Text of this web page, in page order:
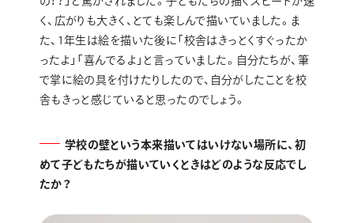
く、広がりも大きく、とても楽しんで描いていました。ま
た、1年生は絵を描いた後に「校舎はきっとくすぐったか
ったよ」「喜んでるよ」と言っていました。自分たちが、筆
で掌に絵の具を付けたりしたので、自分がしたことを校
舎もきっと感じていると思ったのでしょう。
学校の壁という本来描いてはいけない場所に、初
めて子どもたちが描いていくときはどのような反応でし
たか？